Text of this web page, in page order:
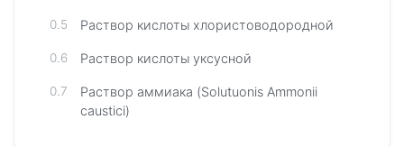
Раствор кислоты хлористоводородной
Раствор кислоты уксусной
Раствор аммиака (Solutuonis Ammonii
caustici)